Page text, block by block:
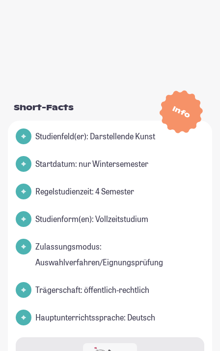
Info
Short-Facts
Studienfeld(er): Darstellende Kunst
Startdatum: nur Wintersemester
Regelstudienzeit: 4 Semester
Studienform(en): Vollzeitstudium
Zulassungsmodus:
Auswahlverfahren/Eignungsprüfung
Trägerschaft: öffentlich-rechtlich
Hauptunterrichtssprache: Deutsch